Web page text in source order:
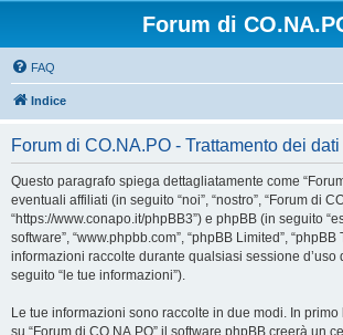
Forum di
FAQ
Indice
Forum di CO.NA.PO - Trattamento dei
Questo paragrafo spiega dettagliatamente come
eventuali affiliati (in seguito “noi”, “nostro”, “Forum di
“https://www.conapo.it/phpBB3”) e phpBB (in seguito
software”, “www.phpbb.com”, “phpBB Limited”, “phpBB
informazioni raccolte durante qualsiasi sessione d’uso
seguito “le tue informazioni”).
Le tue informazioni sono raccolte in due modi. In
su “Forum di CO.NA.PO” il software phpBB creerà un